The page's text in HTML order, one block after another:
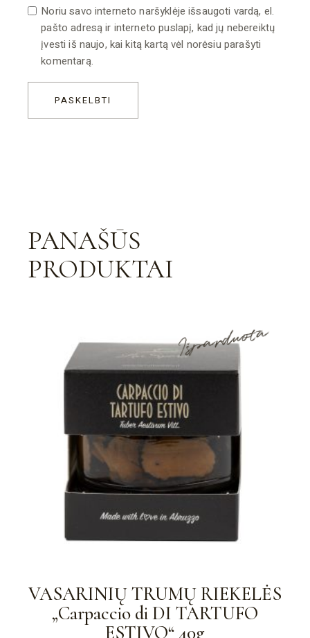
Noriu savo interneto naršyklėje išsaugoti vardą, el.
pašto adresą ir interneto puslapį, kad jų nebereiktų
įvesti iš naujo, kai kitą kartą vėl norėsiu parašyti
komentarą.
PASKELBTI
PANAŠŪS
PRODUKTAI
Išparduota
VASARINIŲ TRUMŲ RIEKELĖS
„Carpaccio di DI TARTUFO
ESTIVO“ 40g